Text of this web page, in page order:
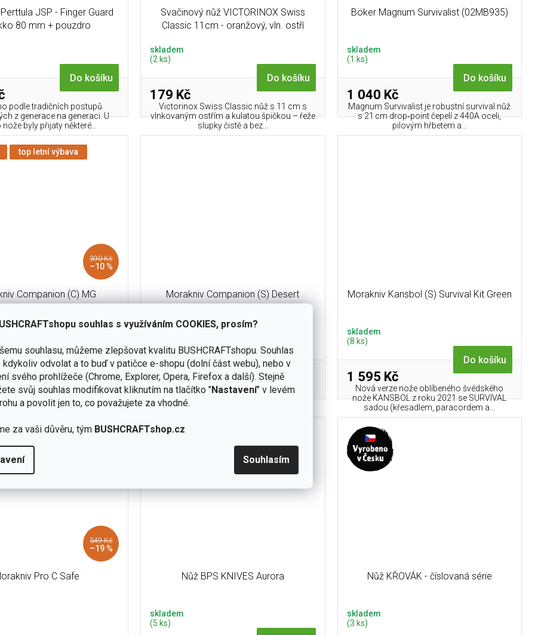
souhlas s využíváním COOKIES, prosím?
souhlasu, můžeme zlepšovat kvalitu BUSHCRAFTshopu. Souhlas
kdykoliv odvolat a to buď v patičce e-shopu (dolní část webu), nebo v
svého prohlížeče (Chrome, Explorer, Opera, Firefox a další). Stejně
svůj souhlas modifikovat kliknutím na tlačítko "Nastavení" v levém
a povolit jen to, co považujete za vhodné.
za vaši důvěru, tým BUSHCRAFTshop.cz
Souhlasím
JSP - Finger Guard
80 mm + pouzdro
Do košíku
podle tradičních postupů
z generace na generaci. U
byly přijaty některé...
Svačinový nůž VICTORINOX Swiss
Classic 11cm - oranžový, vln. ostří
skladem
(2 ks)
179 Kč
Do košíku
Victorinox Swiss Classic nůž s 11 cm s
vlnkovaným ostřím a kulatou špičkou – řeže
slupky čistě a bez...
Böker Magnum Survivalist (02MB935)
skladem
(1 ks)
1 040 Kč
Do košíku
Magnum Survivalist je robustní survival nůž
s 21 cm drop‑point čepelí z 440A oceli,
pilovým hřbetem a...
top letní výbava
390 Kč
–10 %
Companion (C) MG
Do košíku
nožů mezi
po celém světě. Nůž s
poměrem cena x výkon...
Morakniv Companion (S) Desert
390 Kč
Do košíku
Morakniv Kansbol (S) Survival Kit Green
skladem
(8 ks)
1 595 Kč
Do košíku
Nová verze nože oblíbeného švédského
nože KANSBOL z roku 2021 se SURVIVAL
sadou (křesadlem, paracordem a...
výprodej %
349 Kč
–19 %
Pro C Safe Nůž BPS KNIVES Aurora
skladem
(5 ks)
Nůž KŘOVÁK - číslovaná série
skladem
(3 ks)